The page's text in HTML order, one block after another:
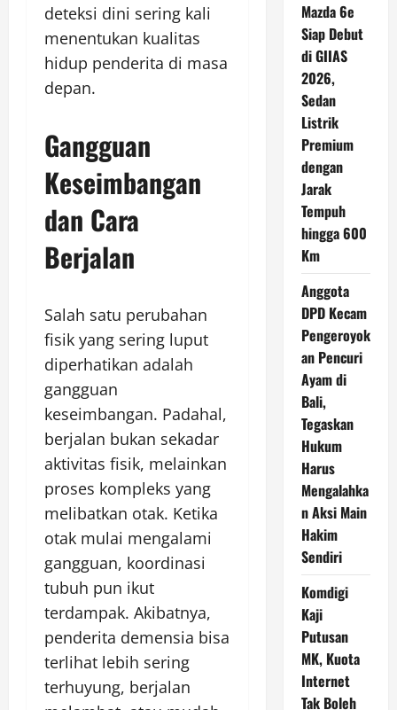
deteksi dini sering kali
menentukan kualitas
hidup penderita di masa
depan.
Gangguan
Keseimbangan
dan Cara
Berjalan
Salah satu perubahan
fisik yang sering luput
diperhatikan adalah
gangguan
keseimbangan. Padahal,
berjalan bukan sekadar
aktivitas fisik, melainkan
proses kompleks yang
melibatkan otak. Ketika
otak mulai mengalami
gangguan, koordinasi
tubuh pun ikut
terdampak. Akibatnya,
penderita demensia bisa
terlihat lebih sering
terhuyung, berjalan
Mazda 6e
Siap Debut
di GIIAS
2026,
Sedan
Listrik
Premium
dengan
Jarak
Tempuh
hingga 600
Km
Anggota
DPD Kecam
Pengeroyok
an Pencuri
Ayam di
Bali,
Tegaskan
Hukum
Harus
Mengalahka
n Aksi Main
Hakim
Sendiri
Komdigi
Kaji
Putusan
MK, Kuota
Internet
Tak Boleh